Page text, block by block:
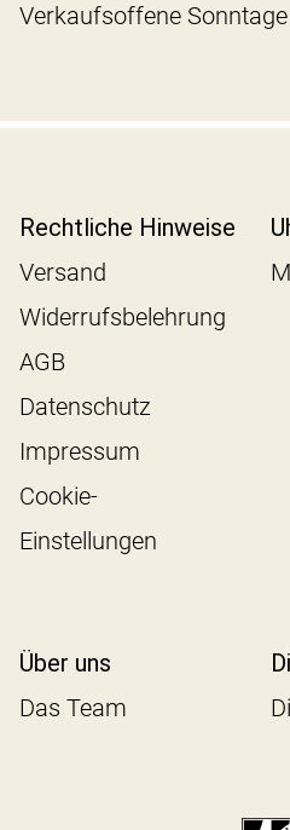
Verkaufsoffene Sonntage
Rechtliche Hinweise
Versand
Widerrufsbelehrung
AGB
Datenschutz
Impressum
Cookie-
Einstellungen
Über uns
Das Team